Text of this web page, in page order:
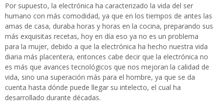
Por supuesto, la electrónica ha caracterizado la vida del ser
humano con más comodidad, ya que en los tiempos de antes las
amas de casa, duraba horas y horas en la cocina, preparando sus
más exquisitas recetas, hoy en día eso ya no es un problema
para la mujer, debido a que la electrónica ha hecho nuestra vida
diaria más placentera, entonces cabe decir que la electrónica no
es más que avances tecnológicos que nos mejoran la calidad de
vida, sino una superación más para el hombre, ya que se da
cuenta hasta dónde puede llegar su intelecto, el cual ha
desarrollado durante décadas.